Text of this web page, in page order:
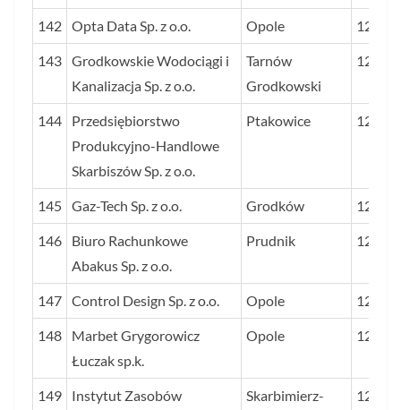
142 Opta Data Sp. z o.o. Opole 128
143 Grodkowskie Wodociągi i
Kanalizacja Sp. z o.o.
Tarnów
Grodkowski
127
144
Przedsiębiorstwo
Produkcyjno-Handlowe
Skarbiszów Sp. z o.o.
Ptakowice 126
145 Gaz-Tech Sp. z o.o. Grodków 125
146
Biuro Rachunkowe
Abakus Sp. z o.o.
Prudnik 122
147 Control Design Sp. z o.o. Opole 122
148
Marbet Grygorowicz
Łuczak sp.k.
Opole 122
149
Instytut Zasobów
Skarbimierz-
120